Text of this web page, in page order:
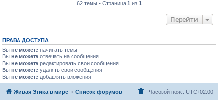
62 темы • Страница 1 из 1
Перейти
ПРАВА ДОСТУПА
Вы не можете начинать темы
Вы не можете отвечать на сообщения
Вы не можете редактировать свои сообщения
Вы не можете удалять свои сообщения
Вы не можете добавлять вложения
Живая Этика в мире Список форумов Часовой пояс: UTC+02:00